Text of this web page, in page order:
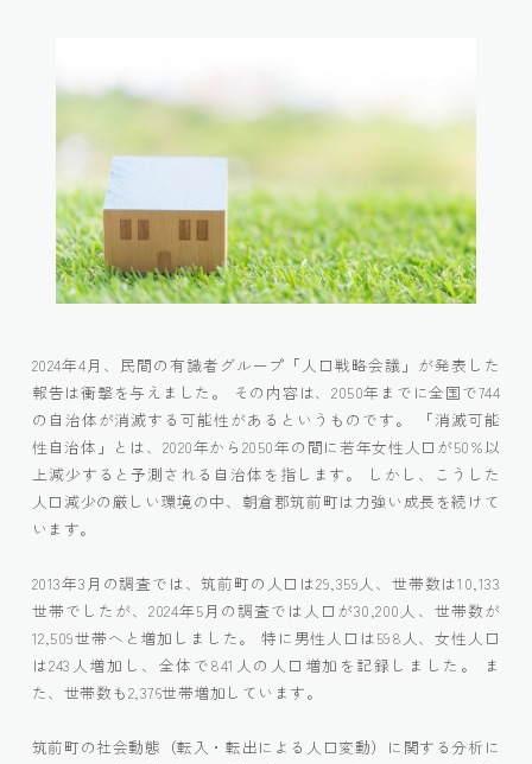
2024年4月、民間の有識者グループ「人口戦略会議」が発表した
報告は衝撃を与えました。 その内容は、2050年までに全国で744
の自治体が消滅する可能性があるというものです。 「消滅可能
性自治体」とは、2020年から2050年の間に若年女性人口が50%以
上減少すると予測される自治体を指します。 しかし、こうした
人口減少の厳しい環境の中、朝倉郡筑前町は力強い成長を続けて
います。
2013年3月の調査では、筑前町の人口は29,359人、世帯数は10,133
世帯でしたが、2024年5月の調査では人口が30,200人、世帯数が
12,509世帯へと増加しました。 特に男性人口は598人、女性人口
は243人増加し、全体で841人の人口増加を記録しました。 ま
た、世帯数も2,376世帯増加しています。
筑前町の社会動態（転入・転出による人口変動）に関する分析に